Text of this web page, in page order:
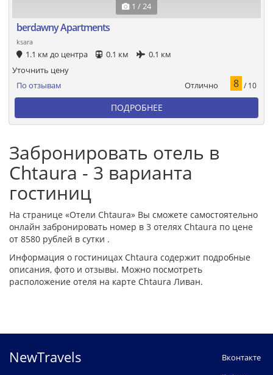
1 / 24
berdawny Apartments
ksara
1.1 км до центра 0.1 км 0.1 км
По отзывам Отлично 8 / 10
Уточнить цену
ПОДРОБНЕЕ
Забронировать отель в
Chtaura - 3 варианта
гостиниц
На странице «Отели Chtaura» Вы сможете самостоятельно
онлайн забронировать номер в 3 отелях Chtaura по цене
от 8580 рублей в сутки .
Информация о гостиницах Chtaura содержит подробные
описания, фото и отзывы. Можно посмотреть
расположение отеля на карте Chtaura Ливан.
NewTravels
Вконтакте